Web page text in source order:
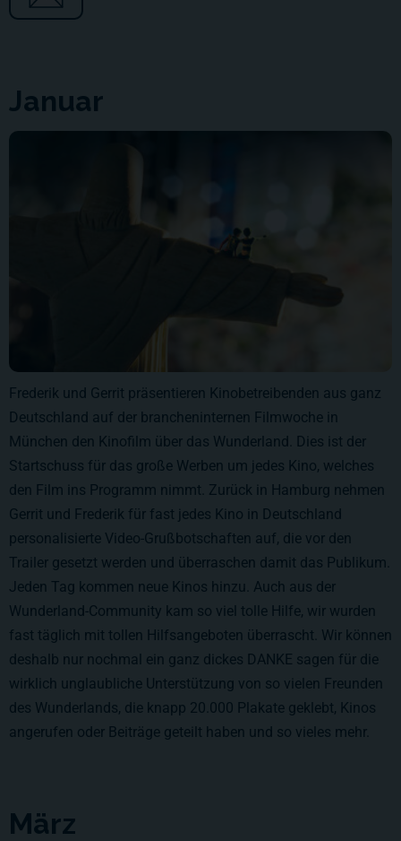
Januar
Frederik und Gerrit präsentieren Kinobetreibenden aus ganz
Deutschland auf der brancheninternen Filmwoche in
München den Kinofilm über das Wunderland. Dies ist der
Startschuss für das große Werben um jedes Kino, welches
den Film ins Programm nimmt. Zurück in Hamburg nehmen
Gerrit und Frederik für fast jedes Kino in Deutschland
personalisierte Video-Grußbotschaften auf, die vor den
Trailer gesetzt werden und überraschen damit das Publikum.
Jeden Tag kommen neue Kinos hinzu. Auch aus der
Wunderland-Community kam so viel tolle Hilfe, wir wurden
fast täglich mit tollen Hilfsangeboten überrascht. Wir können
deshalb nur nochmal ein ganz dickes DANKE sagen für die
wirklich unglaubliche Unterstützung von so vielen Freunden
des Wunderlands, die knapp 20.000 Plakate geklebt, Kinos
angerufen oder Beiträge geteilt haben und so vieles mehr.
März